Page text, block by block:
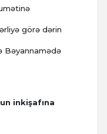
görə dərin
Bəyannamədə
inkişafına